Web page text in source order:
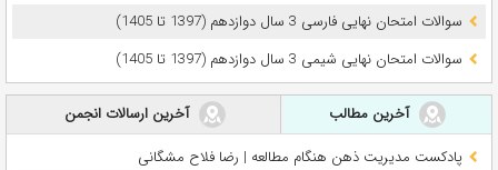
سوالات امتحان نهایی فارسی 3 سال دوازدهم (1397 تا 1405)
سوالات امتحان نهایی شیمی 3 سال دوازدهم (1397 تا 1405)
آخرین مطالب
آخرین ارسالات انجمن
پادکست مدیریت ذهن هنگام مطالعه | رضا فلاح مشگانی